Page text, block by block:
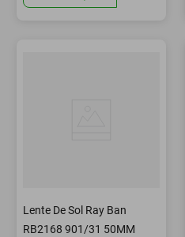
Lente De Sol Ray Ban
RB2168 901/31 50MM